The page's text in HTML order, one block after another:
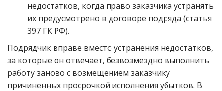
недостатков, когда право заказчика устранять
их предусмотрено в договоре подряда (статья
397 ГК РФ).
Подрядчик вправе вместо устранения недостатков,
за которые он отвечает, безвозмездно выполнить
работу заново с возмещением заказчику
причиненных просрочкой исполнения убытков. В